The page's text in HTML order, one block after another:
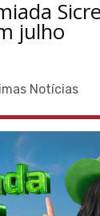
julho
Notícias